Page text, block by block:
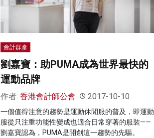
會計群彥
劉嘉寶：助PUMA成為世界最快的
運動品牌
作者: 香港會計師公會 2017-10-10
一個值得注意的趨勢是運動休閒服的普及，即運動
服從只注重功能性變成也適合日常穿著的服裝——
劉嘉寶認為，PUMA是開創這一趨勢的先驅。